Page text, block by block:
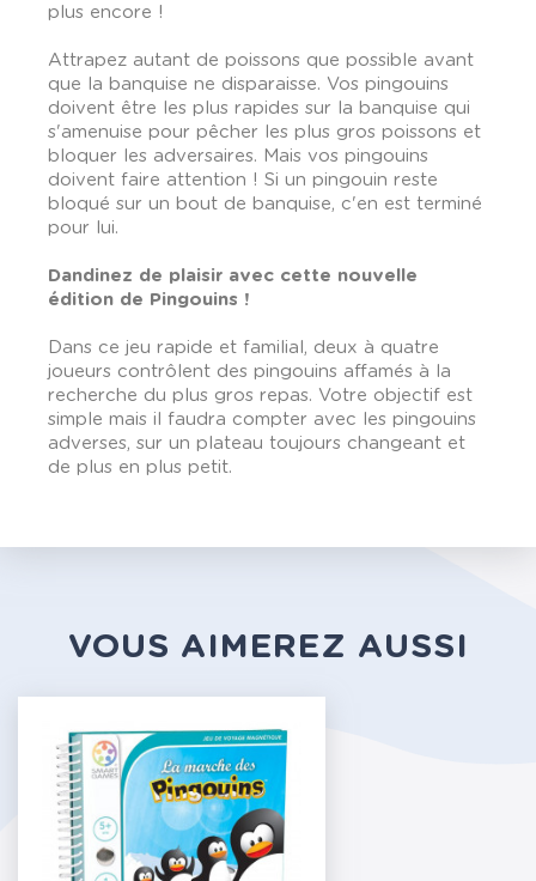
plus encore !
Attrapez autant de poissons que possible avant
que la banquise ne disparaisse. Vos pingouins
doivent être les plus rapides sur la banquise qui
s'amenuise pour pêcher les plus gros poissons et
bloquer les adversaires. Mais vos pingouins
doivent faire attention ! Si un pingouin reste
bloqué sur un bout de banquise, c'en est terminé
pour lui.
Dandinez de plaisir avec cette nouvelle
édition de Pingouins !
Dans ce jeu rapide et familial, deux à quatre
joueurs contrôlent des pingouins affamés à la
recherche du plus gros repas. Votre objectif est
simple mais il faudra compter avec les pingouins
adverses, sur un plateau toujours changeant et
de plus en plus petit.
VOUS AIMEREZ AUSSI